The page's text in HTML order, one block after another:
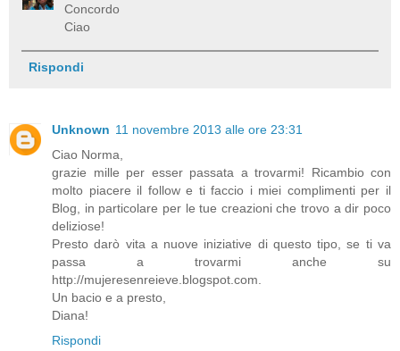
Concordo
Ciao
Rispondi
Unknown 11 novembre 2013 alle ore 23:31
Ciao Norma,
grazie mille per esser passata a trovarmi! Ricambio con
molto piacere il follow e ti faccio i miei complimenti per il
Blog, in particolare per le tue creazioni che trovo a dir poco
deliziose!
Presto darò vita a nuove iniziative di questo tipo, se ti va
passa a trovarmi anche su
http://mujeresenreieve.blogspot.com.
Un bacio e a presto,
Diana!
Rispondi